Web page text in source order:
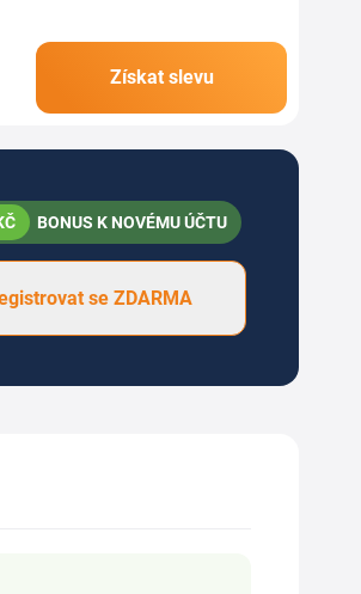
Získat slevu
BONUS K NOVÉMU ÚČTU
se ZDARMA